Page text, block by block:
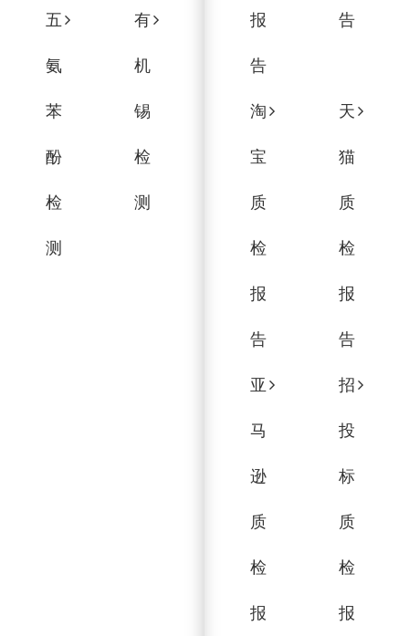
五
氨
苯
酚
检
测
有
机
锡
检
测
报
告
告
淘
宝
质
检
报
告
天
猫
质
检
报
告
亚
马
逊
质
检
报
招
投
标
质
检
报